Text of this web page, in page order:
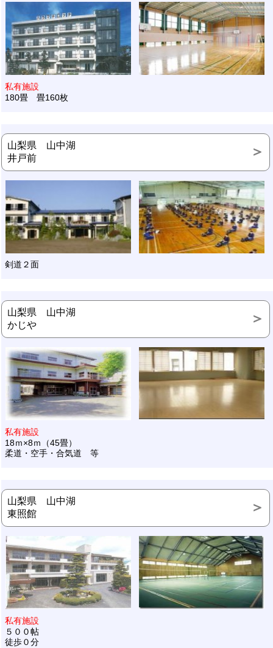
私有施設
180畳 畳160枚
山梨県 山中湖
井戸前
剣道２面
山梨県 山中湖
かじや
私有施設
18ｍ×8ｍ（45畳）
柔道・空手・合気道 等
山梨県 山中湖
東照館
私有施設
５００帖
徒歩０分